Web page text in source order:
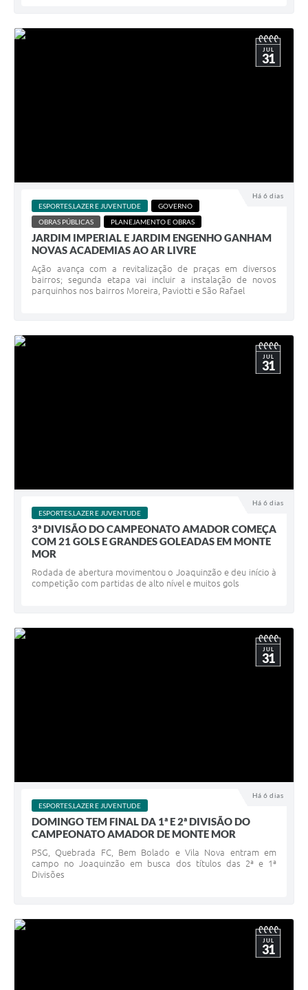
Há 6 dias
JUL
31
ESPORTES,LAZER E JUVENTUDE
GOVERNO
OBRAS PÚBLICAS
PLANEJAMENTO E OBRAS
JARDIM IMPERIAL E JARDIM ENGENHO GANHAM
NOVAS ACADEMIAS AO AR LIVRE
Ação avança com a revitalização de praças em diversos
bairros; segunda etapa vai incluir a instalação de novos
parquinhos nos bairros Moreira, Paviotti e São Rafael
Há 6 dias
JUL
31
ESPORTES,LAZER E JUVENTUDE
3ª DIVISÃO DO CAMPEONATO AMADOR COMEÇA
COM 21 GOLS E GRANDES GOLEADAS EM MONTE
MOR
Rodada de abertura movimentou o Joaquinzão e deu início à
competição com partidas de alto nível e muitos gols
Há 6 dias
JUL
31
ESPORTES,LAZER E JUVENTUDE
DOMINGO TEM FINAL DA 1ª E 2ª DIVISÃO DO
CAMPEONATO AMADOR DE MONTE MOR
PSG, Quebrada FC, Bem Bolado e Vila Nova entram em
campo no Joaquinzão em busca dos títulos das 2ª e 1ª
Divisões
JUL
31